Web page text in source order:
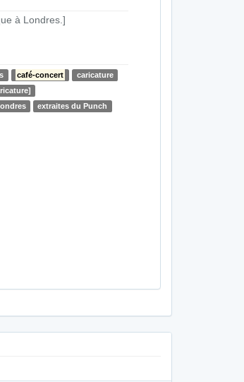
à Londres.]
café-concert
caricature
extraites du Punch